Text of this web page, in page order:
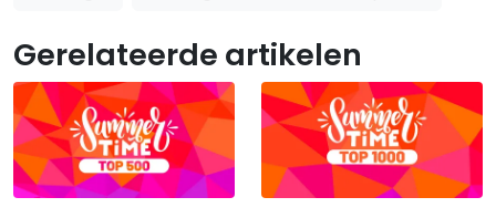
Gerelateerde artikelen